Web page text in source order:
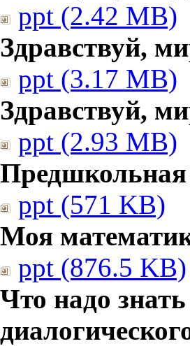
ppt (2.42 MB)
Здравствуй,
ppt (3.17 MB)
Здравствуй,
ppt (2.93 MB)
Предшкольная
ppt (571 KB)
Моя
ppt (876.5 KB)
Что надо